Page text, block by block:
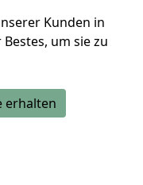
Kunden in
um sie zu
erhalten